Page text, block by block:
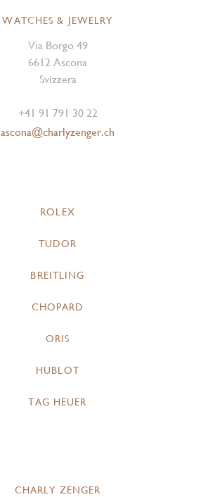
WATCHES & JEWELRY
Via Borgo 49
6612 Ascona
Svizzera
+41 91 791 30 22
ascona@charlyzenger.ch
ROLEX
TUDOR
BREITLING
CHOPARD
ORIS
HUBLOT
TAG HEUER
CHARLY ZENGER